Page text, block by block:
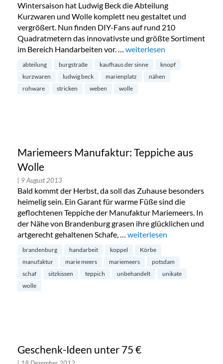
Wintersaison hat Ludwig Beck die Abteilung
Kurzwaren und Wolle komplett neu gestaltet und
vergrößert. Nun finden DIY-Fans auf rund 210
Quadratmetern das innovativste und größte Sortiment
im Bereich Handarbeiten vor. … „Ludwig Beck: Kurzwaren
weiterlesen
abteilung burgstraße kaufhaus der sinne
knopf
kurzwaren
ludwig beck marienplatz
nähen
rohware
stricken weben wolle
Mariemeers Manufaktur: Teppiche aus
Wolle
| 9 August 2013
Bald kommt der Herbst, da soll das Zuhause besonders
heimelig sein. Ein Garant für warme Füße sind die
geflochtenen Teppiche der Manufaktur Mariemeers. In
der Nähe von Brandenburg grasen ihre glücklichen und
artgerecht gehaltenen Schafe, … „Mariemeers Manufaktur:
weiterlesen
brandenburg handarbeit koppel
Körbe
manufaktur
marie meers mariemeers
potsdam
schaf
sitzkissen teppich unbehandelt
unikate
wolle
Geschenk-Ideen unter 75 €